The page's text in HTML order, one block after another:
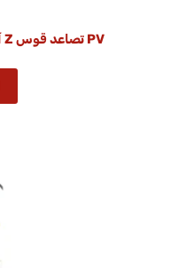
PV تصاعد قوس Z آلة تشكيل الملف الشخصي